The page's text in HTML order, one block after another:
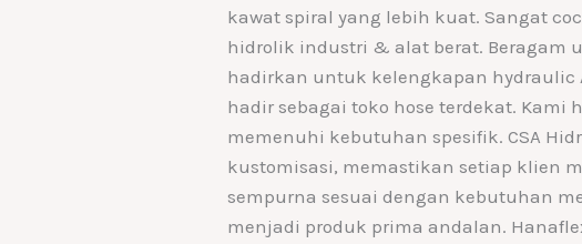
kawat spiral yang lebih kuat. Sangat
hidrolik industri & alat berat. Beragam
hadirkan untuk kelengkapan hydraulic
hadir sebagai toko hose terdekat. Kami
memenuhi kebutuhan spesifik. CSA
kustomisasi, memastikan setiap klien
sempurna sesuai dengan kebutuhan
menjadi produk prima andalan.